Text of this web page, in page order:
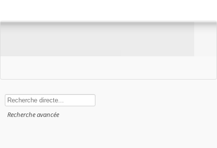
Rechercher
Recherche avancée